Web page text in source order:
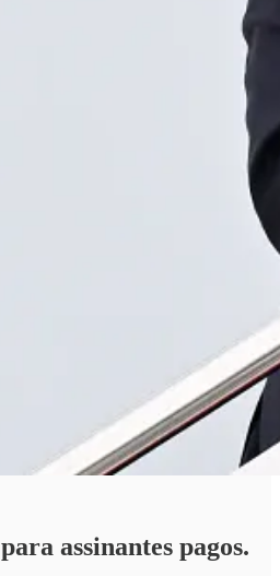
assinantes pagos.